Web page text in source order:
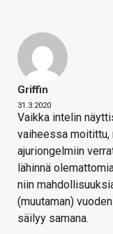
Griffin
31.3.2020
Vaikka intelin
vaiheessa moitittu,
ajuriongelmiin
lähinnä
niin
(muutaman)
säilyy samana.